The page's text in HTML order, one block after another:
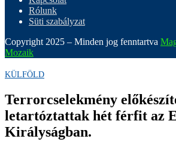
Rólunk
Süti szabályzat
Copyright 2025 – Minden jog fenntartva
Mozaik
KÜLFÖLD
Terrorcselekmény
letartóztattak hét férfit az
Királyságban.